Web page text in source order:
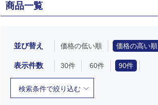
商品一覧
並び替え 価格の低い順 価格の高い順
表示件数 30件 60件 90件
検索条件で絞り込む